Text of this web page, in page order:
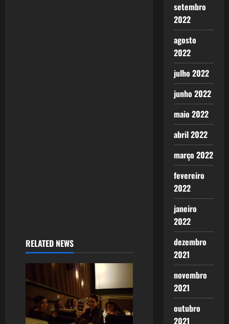
RELATED NEWS
setembro
2022
agosto
2022
julho 2022
junho 2022
maio 2022
abril 2022
março 2022
fevereiro
2022
janeiro
2022
dezembro
2021
novembro
2021
outubro
2021